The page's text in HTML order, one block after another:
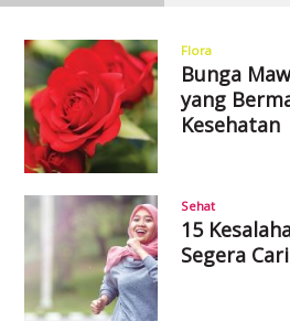
Flora
Bunga
yang
Kesehatan
Sehat
15
Segera